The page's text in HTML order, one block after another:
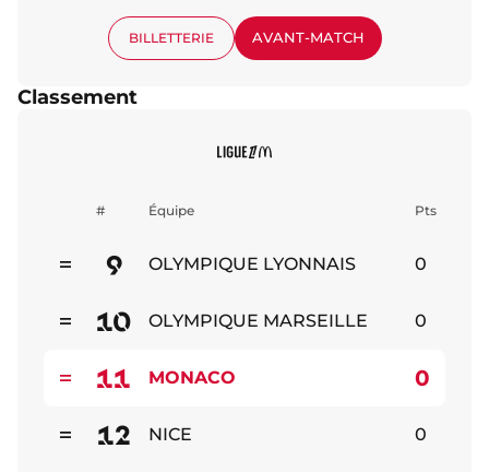
BILLETTERIE AVANT-MATCH
Classement
# Équipe Pts
9 OLYMPIQUE LYONNAIS 0
10 OLYMPIQUE MARSEILLE 0
11 MONACO 0
12 NICE 0